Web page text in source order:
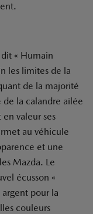
« Humain
les limites de la
de la majorité
de la calandre ailée
valeur ses
au véhicule
et une
Mazda. Le
écusson «
pour la
couleurs